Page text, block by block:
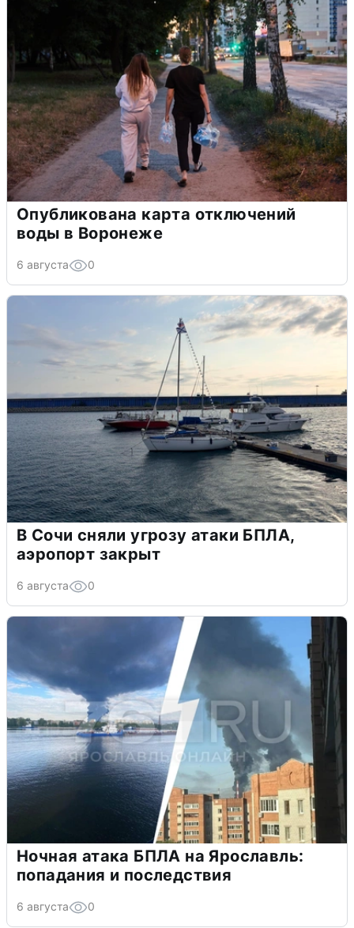
Опубликована карта отключений
воды в Воронеже
6 августа 0
В Сочи сняли угрозу атаки БПЛА,
аэропорт закрыт
6 августа 0
Ночная атака БПЛА на Ярославль:
попадания и последствия
6 августа 0